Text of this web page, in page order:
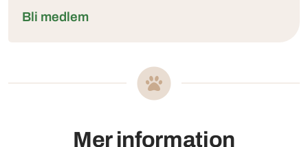
Bli medlem
Mer information